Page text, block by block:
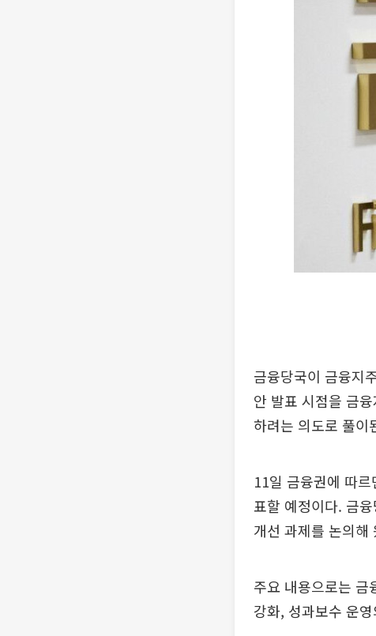
금융당국이 금융지
안 발표 시점을 금
하려는 의도로 풀이
11일 금융권에 따
표할 예정이다. 금
개선 과제를 논의해
주요 내용으로는 금
강화, 성과보수 운